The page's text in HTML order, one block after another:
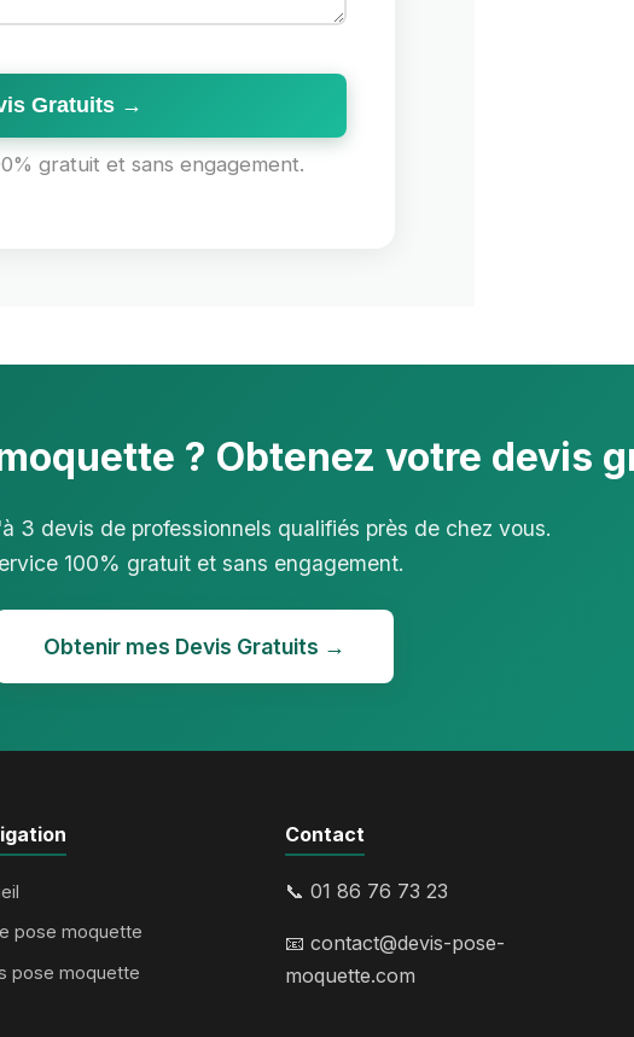
Gratuits →
gratuit et sans engagement.
? Obtenez votre devis
3 devis de professionnels qualifiés près de chez vous.
100% gratuit et sans engagement.
Obtenir mes Devis Gratuits →
pose moquette
pose moquette
Contact
📞 01 86 76 73 23
📧contact@devis-pose-
moquette.com